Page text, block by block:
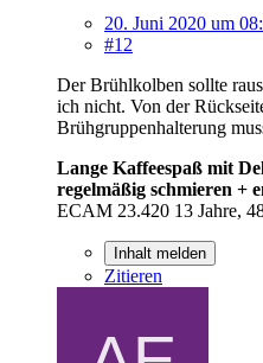
20. Juni 2020 um
#12
Der Brühlkolben sollte
ich nicht. Von der
Brühgruppenhalterung
Lange Kaffeespaß mit
regelmäßig schmieren +
ECAM 23.420 13 Jahre,
Inhalt melden
Zitieren